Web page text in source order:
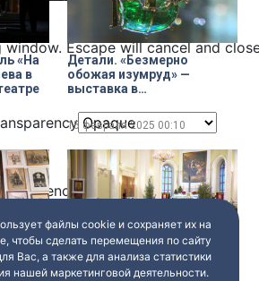
Escape will cancel and
«На
в
Детали. «Безмерно
обожая изумруд» —
выставка в
Эрмитаже
15 февраля 2025 00:10
Опера «Антигона» в
Базилике Святой
файлы cookie и сохраняет их на
чтобы сделать перемещения по сайту
Вас, а также для анализа статистики
нашей маркетинговой деятельности.